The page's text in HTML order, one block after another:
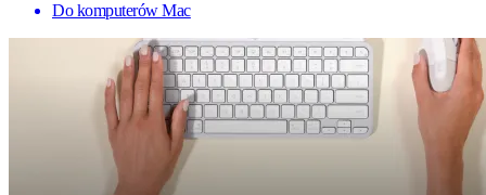
Do komputerów Mac